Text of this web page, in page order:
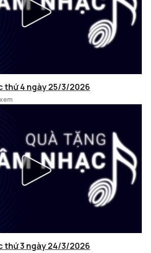
thứ 4 ngày 25/3/2026
thứ 3 ngày 24/3/2026